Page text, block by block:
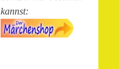
kannst: